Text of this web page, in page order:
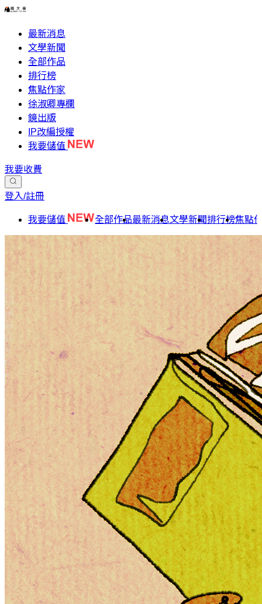
最新消息
文學新聞
全部作品
排行榜
焦點作家
徐淑卿專欄
鏡出版
IP改編授權
我要儲值
我要收費
登入/註冊
我要儲值 全部作品最新消息文學新聞排行榜焦點